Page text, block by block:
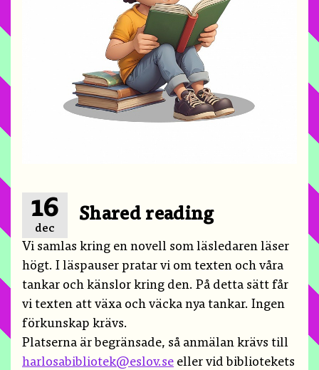
16
dec
Shared reading
Vi samlas kring en novell som läsledaren läser
högt. I läspauser pratar vi om texten och våra
tankar och känslor kring den. På detta sätt får
vi texten att växa och väcka nya tankar. Ingen
förkunskap krävs.
Platserna är begränsade, så anmälan krävs till
harlosabibliotek@eslov.se eller vid bibliotekets